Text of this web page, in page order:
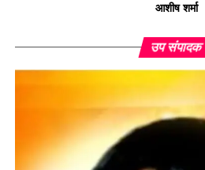
आशीष शर्मा
उप संपादक